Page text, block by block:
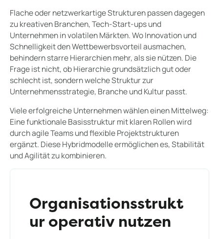
Flache oder netzwerkartige Strukturen passen dagegen
zu kreativen Branchen, Tech-Start-ups und
Unternehmen in volatilen Märkten. Wo Innovation und
Schnelligkeit den Wettbewerbsvorteil ausmachen,
behindern starre Hierarchien mehr, als sie nützen. Die
Frage ist nicht, ob Hierarchie grundsätzlich gut oder
schlecht ist, sondern welche Struktur zur
Unternehmensstrategie, Branche und Kultur passt.
Viele erfolgreiche Unternehmen wählen einen Mittelweg:
Eine funktionale Basisstruktur mit klaren Rollen wird
durch agile Teams und flexible Projektstrukturen
ergänzt. Diese Hybridmodelle ermöglichen es, Stabilität
und Agilität zu kombinieren.
Organisationsstrukt
ur operativ nutzen